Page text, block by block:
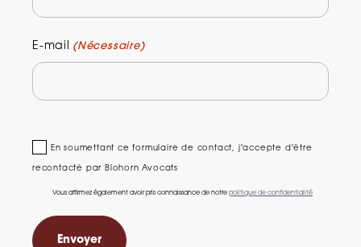
E-mail (Nécessaire)
En soumettant ce formulaire de contact, j'accepte d'être
recontacté par Blohorn Avocats
Vous affirmez également avoir pris connaissance de notre politique de confidentialité